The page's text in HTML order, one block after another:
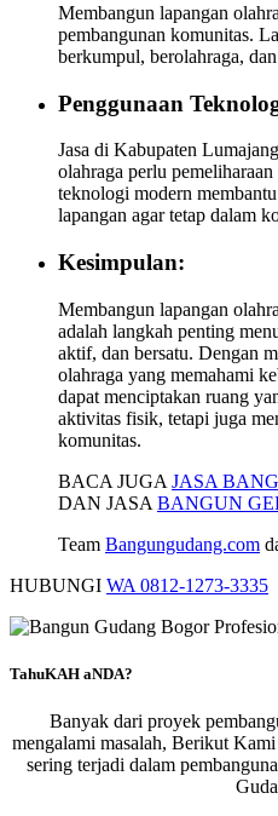
Membangun lapangan
pembangunan komunitas.
berkumpul, berolahraga,
Penggunaan
Jasa di Kabupaten
olahraga perlu
teknologi modern
lapangan agar tetap dalam
Kesimpulan:
Membangun lapangan
adalah langkah penting
aktif, dan bersatu. Dengan
olahraga yang memahami
dapat menciptakan ruang
aktivitas fisik, tetapi juga
komunitas.
BACA JUGA JASA
DAN JASA BANGUN
Team Bangungudang.com
HUBUNGI WA 0812-1273-3335
TahuKAH aNDA?
Banyak dari proyek
mengalami masalah, Berikut
sering terjadi dalam